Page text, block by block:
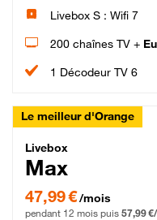
Livebox S : Wifi 7
200 chaînes TV +
1 Décodeur TV 6
Le meilleur d'Orange
Livebox Max
Livebox
Max
47,99 € par mois pendant 12
47,99 €/mois
pendant 12 mois puis 57,99